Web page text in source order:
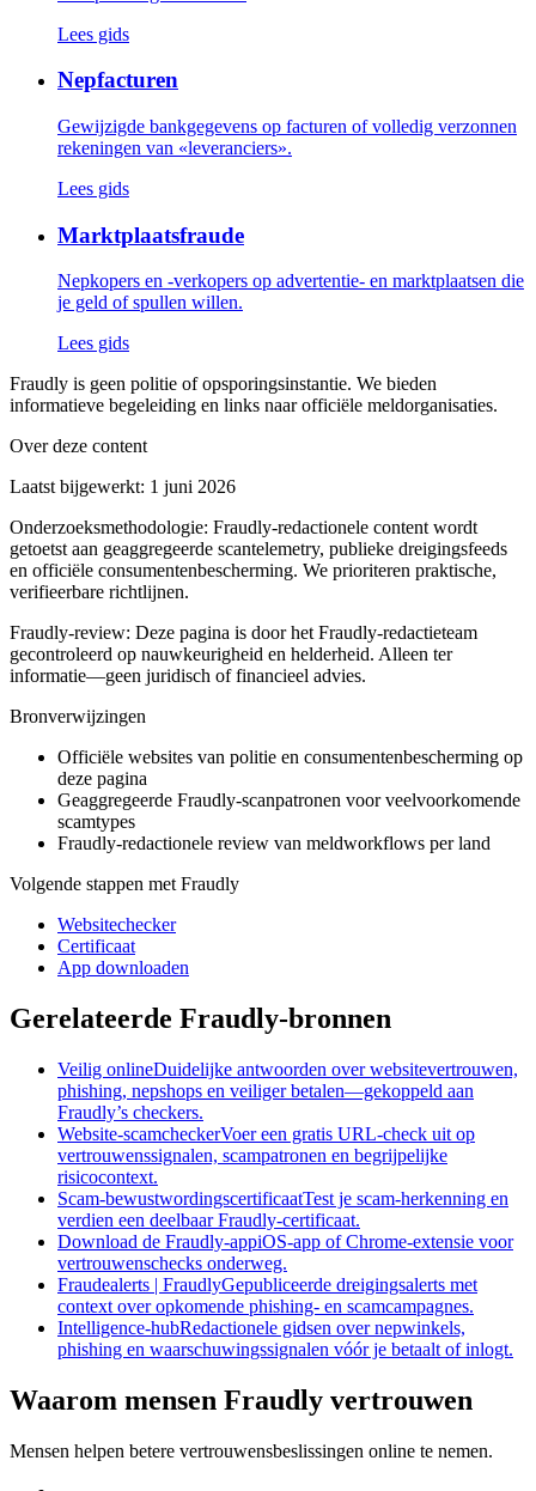
Lees gids
Nepfacturen
Gewijzigde bankgegevens op facturen of volledig verzonnen
rekeningen van «leveranciers».
Lees gids
Marktplaatsfraude
Nepkopers en -verkopers op advertentie- en marktplaatsen die
je geld of spullen willen.
Lees gids
Fraudly is geen politie of opsporingsinstantie. We bieden
informatieve begeleiding en links naar officiële meldorganisaties.
Over deze content
Laatst bijgewerkt: 1 juni 2026
Onderzoeksmethodologie: Fraudly-redactionele content wordt
getoetst aan geaggregeerde scantelemetry, publieke dreigingsfeeds
en officiële consumentenbescherming. We prioriteren praktische,
verifieerbare richtlijnen.
Fraudly-review: Deze pagina is door het Fraudly-redactieteam
gecontroleerd op nauwkeurigheid en helderheid. Alleen ter
informatie—geen juridisch of financieel advies.
Bronverwijzingen
Officiële websites van politie en consumentenbescherming op
deze pagina
Geaggregeerde Fraudly-scanpatronen voor veelvoorkomende
scamtypes
Fraudly-redactionele review van meldworkflows per land
Volgende stappen met Fraudly
Websitechecker
Certificaat
App downloaden
Gerelateerde Fraudly-bronnen
Veilig onlineDuidelijke antwoorden over websitevertrouwen,
phishing, nepshops en veiliger betalen—gekoppeld aan
Fraudly’s checkers.
Website-scamcheckerVoer een gratis URL-check uit op
vertrouwenssignalen, scampatronen en begrijpelijke
risicocontext.
Scam-bewustwordingscertificaatTest je scam-herkenning en
verdien een deelbaar Fraudly-certificaat.
Download de Fraudly-appiOS-app of Chrome-extensie voor
vertrouwenschecks onderweg.
Fraudealerts | FraudlyGepubliceerde dreigingsalerts met
context over opkomende phishing- en scamcampagnes.
Intelligence-hubRedactionele gidsen over nepwinkels,
phishing en waarschuwingssignalen vóór je betaalt of inlogt.
Waarom mensen Fraudly vertrouwen
Mensen helpen betere vertrouwensbeslissingen online te nemen.